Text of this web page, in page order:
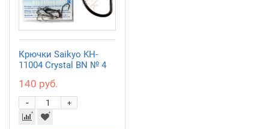
Крючки Saikyo KH-
11004 Crystal BN № 4
140 руб.
+
-